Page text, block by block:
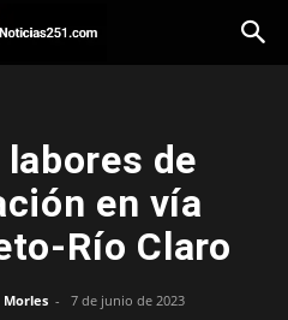
de
en vía
Río Claro
- 7 de junio de 2023